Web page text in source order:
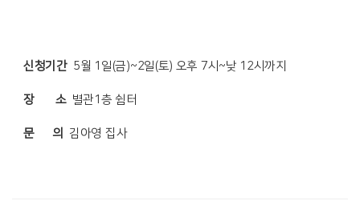
신청기간5월 1일(금)~2일(토) 오후 7시~낮 12시까지
장 소별관1층 쉼터
문 의 김아영 집사